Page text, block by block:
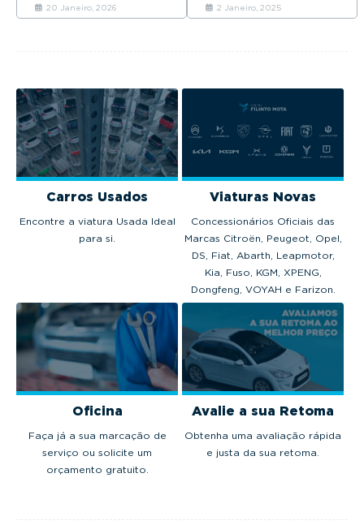
novos venderam em
20 Janeiro, 2026
venderam em Portugal em
2 Janeiro, 2025
Carros Usados
Encontre a viatura Usada Ideal
para si.
Viaturas Novas
Concessionários Oficiais das
Marcas Citroën, Peugeot, Opel,
DS, Fiat, Abarth, Leapmotor,
Kia, Fuso, KGM, XPENG,
Dongfeng, VOYAH e Farizon.
Oficina
Faça já a sua marcação de
serviço ou solicite um
orçamento gratuito.
Avalie a sua Retoma
Obtenha uma avaliação rápida
e justa da sua retoma.